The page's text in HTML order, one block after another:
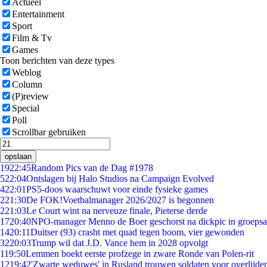
Actueel
Entertainment
Sport
Film & Tv
Games
Toon berichten van deze types
Weblog
Column
(P)review
Special
Poll
Scrollbar gebruiken
opslaan
1922:45Random Pics van de Dag #1978
522:04Ontslagen bij Halo Studios na Campaign Evolved
422:01PS5-doos waarschuwt voor einde fysieke games
221:30De FOK!Voetbalmanager 2026/2027 is begonnen
221:03Le Court wint na nerveuze finale, Pieterse derde
1720:40NPO-manager Menno de Boer geschorst na dickpic in
1420:11Duitser (93) crasht met quad tegen boom, vier gewonden
3220:03Trump wil dat J.D. Vance hem in 2028 opvolgt
119:50Lemmen boekt eerste profzege in zware Ronde van Polen-rit
1219:42'Zwarte weduwes' in Rusland trouwen soldaten voor